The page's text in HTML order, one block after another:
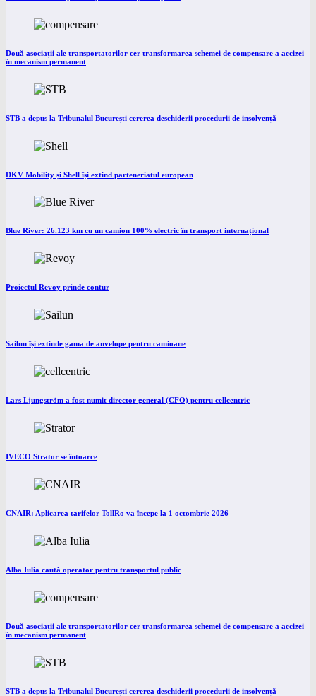
Două asociații ale transportatorilor cer transformarea schemei de compensare a accizei
în mecanism permanent
STB a depus la Tribunalul București cererea deschiderii procedurii de insolvență
DKV Mobility și Shell își extind parteneriatul european
Blue River: 26.123 km cu un camion 100% electric în transport internațional
Proiectul Revoy prinde contur
Sailun își extinde gama de anvelope pentru camioane
Lars Ljungström a fost numit director general (CFO) pentru cellcentric
IVECO Strator se întoarce
CNAIR: Aplicarea tarifelor TollRo va începe la 1 octombrie 2026
Alba Iulia caută operator pentru transportul public
Două asociații ale transportatorilor cer transformarea schemei de compensare a accizei
în mecanism permanent
STB a depus la Tribunalul București cererea deschiderii procedurii de insolvență